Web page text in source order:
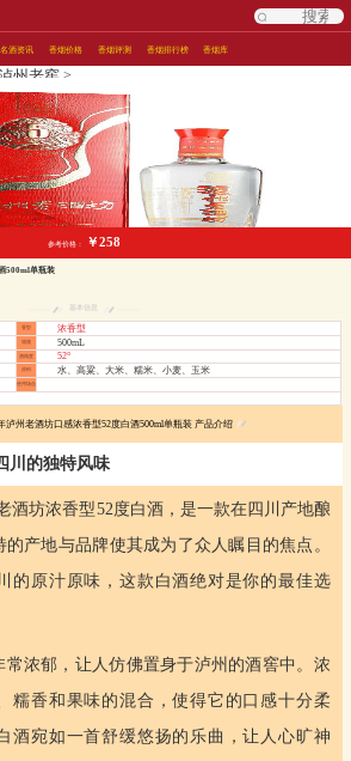
名酒资讯 香烟价格 香烟评测 香烟排行榜 香烟库
州老窖 >
参考价格： ￥258
500ml单瓶装
基本信息
香型 浓香型
500mL
酒精度 52°
水、高粱、大米、糯米、小麦、玉米
使用场合
泸州老酒坊口感浓香型52度白酒500ml单瓶装 产品介绍
川的独特风味
酒坊浓香型52度白酒，是一款在四川产地酿
产地与品牌使其成为了众人瞩目的焦点。
的原汁原味，这款白酒绝对是你的最佳选
常浓郁，让人仿佛置身于泸州的酒窖中。浓
糯香和果味的混合，使得它的口感十分柔
酒宛如一首舒缓悠扬的乐曲，让人心旷神